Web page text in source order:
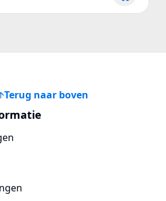
Terug naar boven